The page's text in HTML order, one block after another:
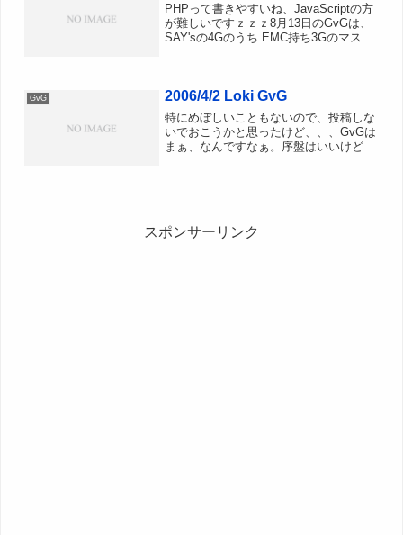
PHPって書きやすいね、JavaScriptの方
が難しいですｚｚｚ8月13日のGvGは、
SAY'sの4Gのうち EMC持ち3Gのマスタ
GvG 2006/4/2 Loki GvG
特にめぼしいこともないので、投稿しな
いでおこうかと思ったけど、、、GvGは
まぁ、なんですなぁ。序盤はいいけど後
スポンサーリンク